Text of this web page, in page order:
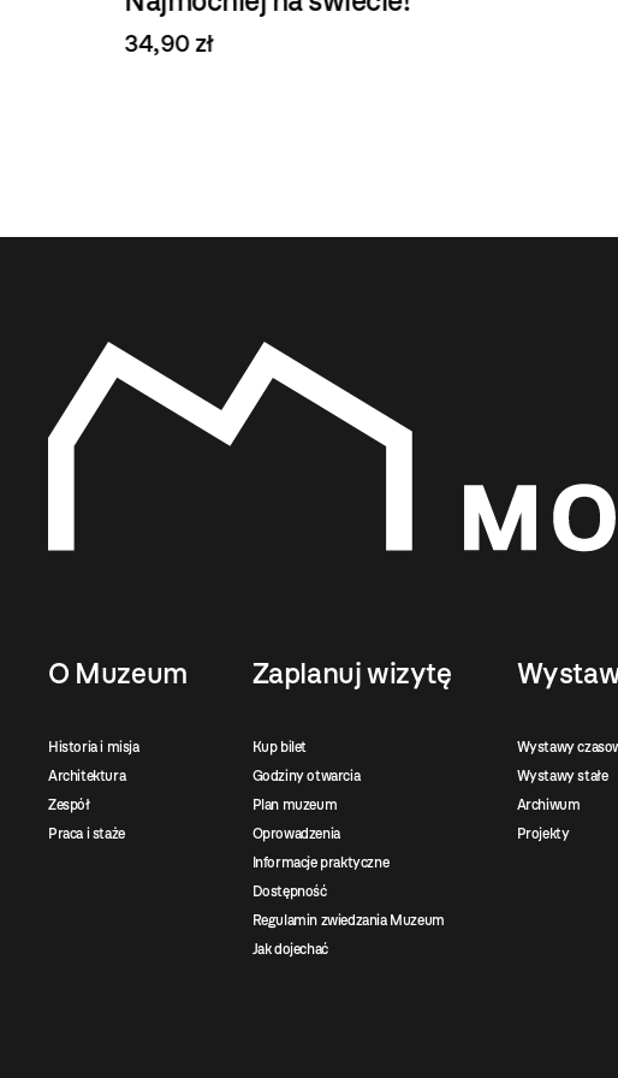
34,90 zł
O Muzeum
Historia i misja
Architektura
Zespół
Praca i staże
Zaplanuj wizytę
Kup bilet
Godziny otwarcia
Plan muzeum
Oprowadzenia
Informacje praktyczne
Dostępność
Regulamin zwiedzania Muzeum
Jak dojechać
Wystawy
Wystawy stałe
Archiwum
Projekty